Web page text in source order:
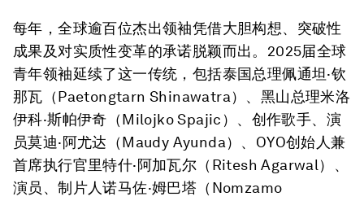
每年，全球逾百位杰出领袖凭借大胆构想、突破性
成果及对实质性变革的承诺脱颖而出。2025届全球
青年领袖延续了这一传统，包括泰国总理佩通坦·钦
那瓦（Paetongtarn Shinawatra）、黑山总理米洛
伊科·斯帕伊奇（Milojko Spajic）、创作歌手、演
员莫迪·阿尤达（Maudy Ayunda）、OYO创始人兼
首席执行官里特什·阿加瓦尔（Ritesh Agarwal）、
演员、制片人诺马佐·姆巴塔（Nomzamo